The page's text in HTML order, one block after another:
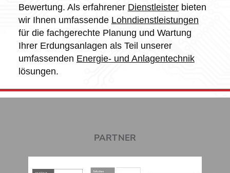
Bewertung. Als erfahrener Dienstleisterbieten
wir Ihnen umfassende Lohndienstleistungen
für die fachgerechte Planung und Wartung
Ihrer Erdungsanlagen als Teil unserer
umfassenden Energie- und Anlagentechnik
lösungen.
PARTNER